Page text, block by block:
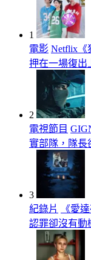
1
電影 Netflix《
押在一場復出
2
電視節目
實部隊，隊長
3
紀錄片
《愛
認罪卻沒有動